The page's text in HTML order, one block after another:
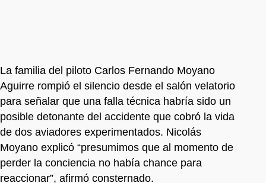
La familia del piloto Carlos Fernando Moyano
Aguirre rompió el silencio desde el salón velatorio
para señalar que una falla técnica habría sido un
posible detonante del accidente que cobró la vida
de dos aviadores experimentados. Nicolás
Moyano explicó “presumimos que al momento de
perder la conciencia no había chance para
reaccionar”, afirmó consternado.